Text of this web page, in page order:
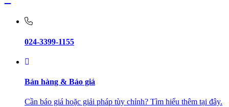
024-3399-1155
Bán hàng & Báo giá
Cần báo giá hoặc giải pháp tùy chỉnh? Tìm hiểu thêm tại đây.